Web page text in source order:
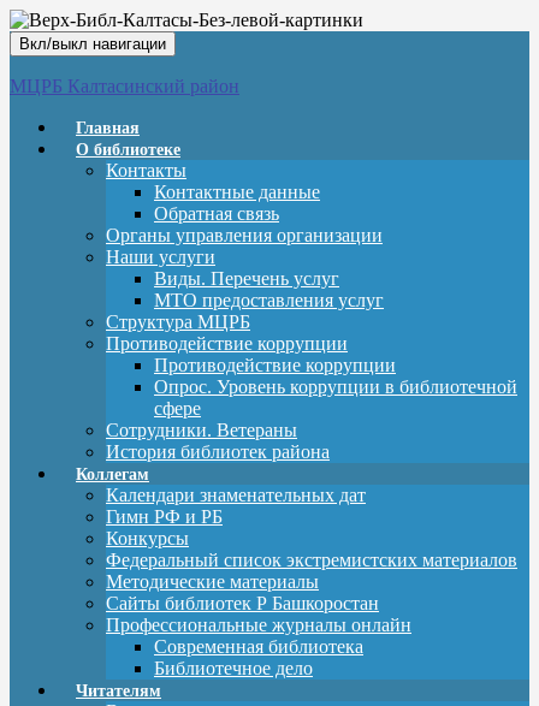
Вкл/выкл навигации
МЦРБ Калтасинский район
Главная
О библиотеке
Контакты
Контактные данные
Обратная связь
Органы управления организации
Наши услуги
Виды. Перечень услуг
МТО предоставления услуг
Структура МЦРБ
Противодействие коррупции
Противодействие коррупции
Опрос. Уровень коррупции в библиотечной
сфере
Сотрудники. Ветераны
История библиотек района
Коллегам
Календари знаменательных дат
Гимн РФ и РБ
Конкурсы
Федеральный список экстремистских материалов
Методические материалы
Сайты библиотек Р Башкоростан
Профессиональные журналы онлайн
Современная библиотека
Библиотечное дело
Читателям